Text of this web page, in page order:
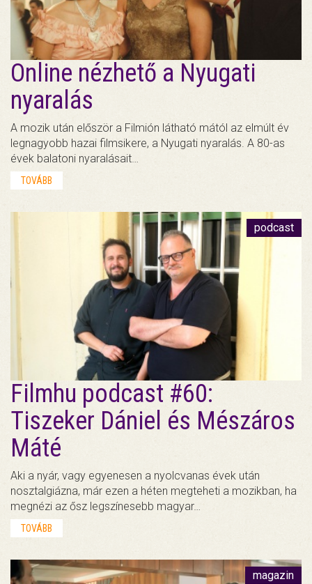
Online nézhető a Nyugati
nyaralás
A mozik után először a Filmión látható mától az elmúlt év
legnagyobb hazai filmsikere, a Nyugati nyaralás. A 80-as
évek balatoni nyaralásait…
TOVÁBB
podcast
Filmhu podcast #60:
Tiszeker Dániel és Mészáros
Máté
Aki a nyár, vagy egyenesen a nyolcvanas évek után
nosztalgiázna, már ezen a héten megteheti a mozikban, ha
megnézi az ősz legszínesebb magyar…
TOVÁBB
magazin